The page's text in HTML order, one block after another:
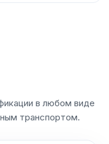
в любом виде
транспортом.